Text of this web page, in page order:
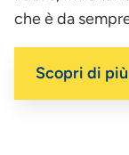
che è da
Scopri di più